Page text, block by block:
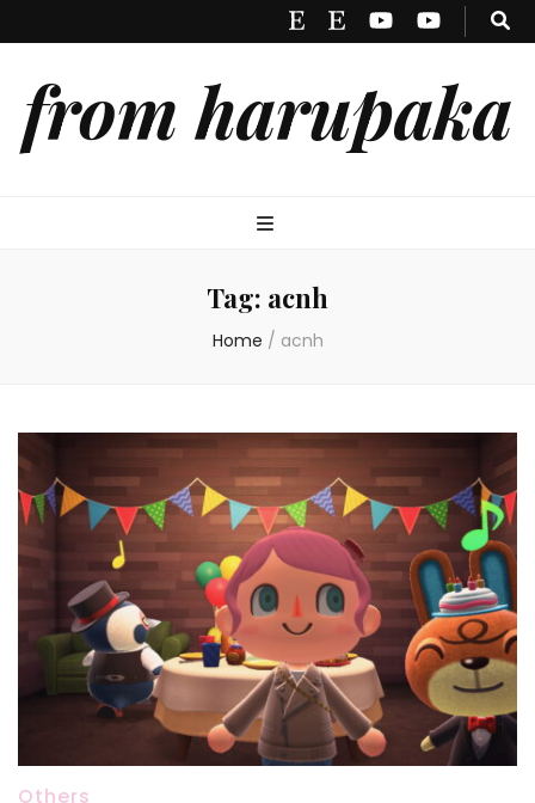
from harupaka
Tag: acnh
Home / acnh
Others